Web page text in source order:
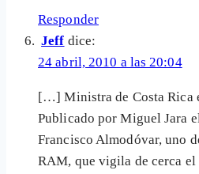
Responder
Jeff dice:
24 abril, 2010 a las 20:04
[…] Ministra de Costa Rica
Publicado por Miguel Jara
Francisco Almodóvar, uno
RAM, que vigila de cerca el